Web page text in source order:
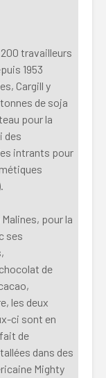
travailleurs
1953
Cargill y
de soja
pour la
des
intrants pour
pour la
ses
de
les deux
ci sont en
de
dans des
Mighty